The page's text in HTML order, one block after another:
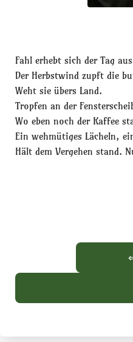
Fahl erhebt sich der Tag
Der Herbstwind zupft die
Weht sie übers Land.
Tropfen an der
Wo eben noch der Kaffee
Ein wehmütiges Lächeln,
Hält dem Vergehen stand.